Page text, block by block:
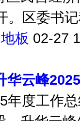
民营经
。区委书
板
华云峰
年度工作